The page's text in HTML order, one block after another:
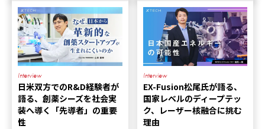
Interview
日米双方でのR&D経験者が
語る、創薬シーズを社会実
装へ導く「先導者」の重要
性
Interview
EX-Fusion松尾氏が語る、
国家レベルのディープテッ
ク、レーザー核融合に挑む
理由